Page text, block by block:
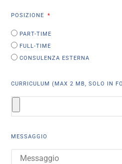
POSIZIONE
PART-TIME
FULL-TIME
CONSULENZA ESTERNA
CURRICULUM (MAX 2 MB, SOLO IN
MESSAGGIO